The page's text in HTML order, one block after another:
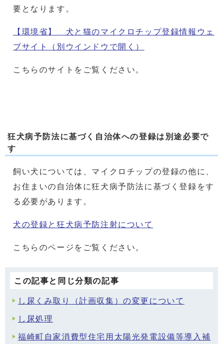
要となります。
【環境省】 犬と猫のマイクロチップ登録情報ウェ
ブサイト
（別ウインドウで開く）
こちらのサイトをご覧ください。
狂犬病予防法に基づく自治体への登録は別途必要で
す
飼い犬については、マイクロチップの登録の他に、
お住まいの自治体に狂犬病予防法に基づく登録をす
る必要があります。
犬の登録と狂犬病予防注射について
こちらのページをご覧ください。
この記事と同じ分類の記事
し尿くみ取り（計画収集）の変更について
し尿処理
福崎町自家消費型住宅用太陽光発電設備等導入補